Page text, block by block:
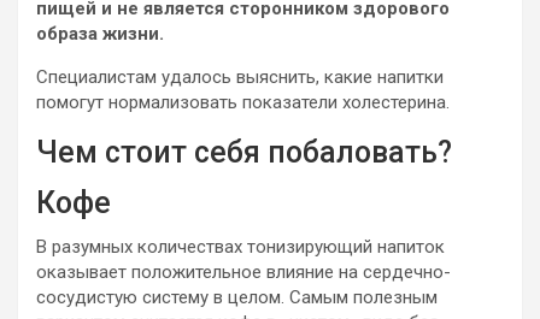
пищей и не является сторонником здорового
образа жизни.
Специалистам удалось выяснить, какие напитки
помогут нормализовать показатели холестерина.
Чем стоит себя побаловать?
Кофе
В разумных количествах тонизирующий напиток
оказывает положительное влияние на сердечно-
сосудистую систему в целом. Самым полезным